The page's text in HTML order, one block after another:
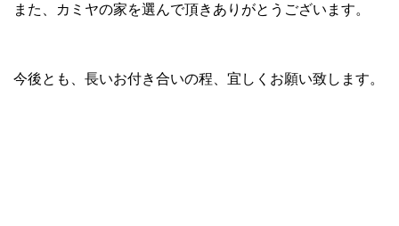
また、カミヤの家を選んで頂きありがとうございます。
今後とも、長いお付き合いの程、宜しくお願い致します。